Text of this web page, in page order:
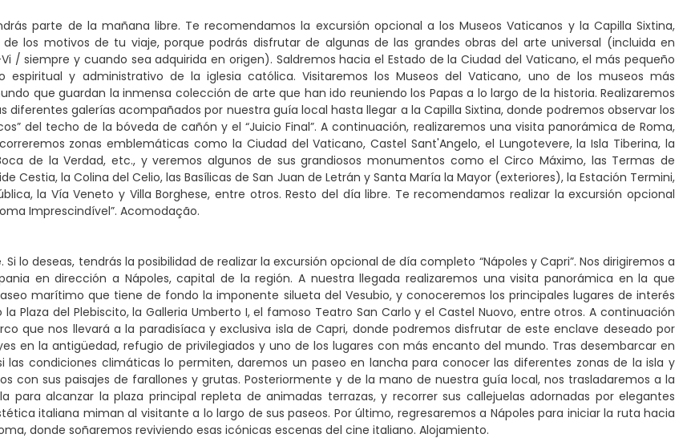
parte de la mañana libre. Te recomendamos la excursión opcional a los Museos Vaticanos y la Capilla Sixtina,
los motivos de tu viaje, porque podrás disfrutar de algunas de las grandes obras del arte universal (incluida en
/ siempre y cuando sea adquirida en origen). Saldremos hacia el Estado de la Ciudad del Vaticano, el más pequeño
espiritual y administrativo de la iglesia católica. Visitaremos los Museos del Vaticano, uno de los museos más
que guardan la inmensa colección de arte que han ido reuniendo los Papas a lo largo de la historia. Realizaremos
diferentes galerías acompañados por nuestra guía local hasta llegar a la Capilla Sixtina, donde podremos observar los
del techo de la bóveda de cañón y el “Juicio Final”. A continuación, realizaremos una visita panorámica de Roma,
zonas emblemáticas como la Ciudad del Vaticano, Castel Sant'Angelo, el Lungotevere, la Isla Tiberina, la
de la Verdad, etc., y veremos algunos de sus grandiosos monumentos como el Circo Máximo, las Termas de
Cestia, la Colina del Celio, las Basílicas de San Juan de Letrán y Santa María la Mayor (exteriores), la Estación Termini,
la Vía Veneto y Villa Borghese, entre otros. Resto del día libre. Te recomendamos realizar la excursión opcional
Imprescindível”. Acomodação.
Si lo deseas, tendrás la posibilidad de realizar la excursión opcional de día completo “Nápoles y Capri”. Nos dirigiremos a
en dirección a Nápoles, capital de la región. A nuestra llegada realizaremos una visita panorámica en la que
marítimo que tiene de fondo la imponente silueta del Vesubio, y conoceremos los principales lugares de interés
Plaza del Plebiscito, la Galleria Umberto I, el famoso Teatro San Carlo y el Castel Nuovo, entre otros. A continuación
que nos llevará a la paradisíaca y exclusiva isla de Capri, donde podremos disfrutar de este enclave deseado por
en la antigüedad, refugio de privilegiados y uno de los lugares con más encanto del mundo. Tras desembarcar en
las condiciones climáticas lo permiten, daremos un paseo en lancha para conocer las diferentes zonas de la isla y
con sus paisajes de farallones y grutas. Posteriormente y de la mano de nuestra guía local, nos trasladaremos a la
para alcanzar la plaza principal repleta de animadas terrazas, y recorrer sus callejuelas adornadas por elegantes
italiana miman al visitante a lo largo de sus paseos. Por último, regresaremos a Nápoles para iniciar la ruta hacia
donde soñaremos reviviendo esas icónicas escenas del cine italiano. Alojamiento.